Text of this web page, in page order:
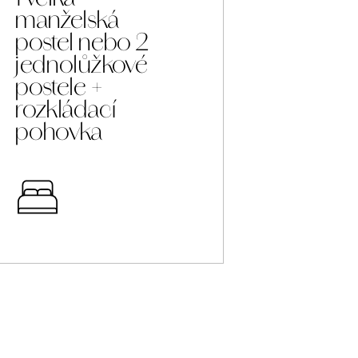
manželská
postel nebo 2
jednolůžkové
postele +
rozkládací
pohovka